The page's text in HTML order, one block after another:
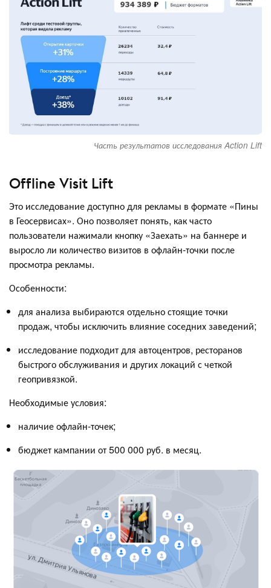
Часть результатов исследования Action Lift
Offline Visit Lift
Это исследование доступно для рекламы в формате «Пины
в Геосервисах». Оно позволяет понять, как часто
пользователи нажимали кнопку «Заехать» на баннере и
выросло ли количество визитов в офлайн-точки после
просмотра рекламы.
Особенности:
для анализа выбираются отдельно стоящие точки
продаж, чтобы исключить влияние соседних заведений;
исследование подходит для автоцентров, ресторанов
быстрого обслуживания и других локаций с четкой
геопривязкой.
Необходимые условия:
наличие офлайн-точек;
бюджет кампании от 500 000 руб. в месяц.